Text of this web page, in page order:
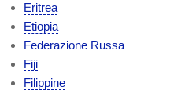
Eritrea
Etiopia
Federazione Russa
Fiji
Filippine